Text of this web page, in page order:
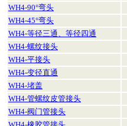
WH4-90°弯头
WH4-45°弯头
WH4-等径三通、等径四通
WH4-螺纹接头
WH4-平接头
WH4-变径直通
WH4-堵盖
WH4-管螺纹皮管接头
WH4-阀门管接头